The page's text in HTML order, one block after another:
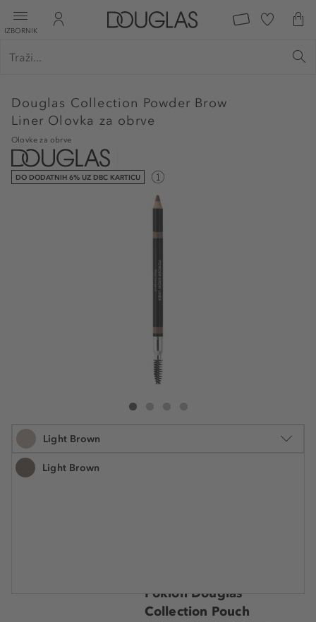
IZBORNIK
Douglas Collection Powder Brow
Liner Olovka za obrve
Olovke za obrve
DO DODATNIH 6% UZ DBC KARTICU
Douglas Collection Powder Brow Liner
Light Brown
Light Brown
Poklon Douglas
Collection Pouch